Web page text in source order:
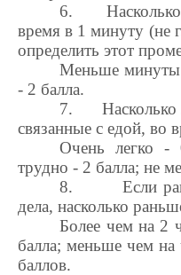
6.
время в 1 минуту (не
определить этот
Меньше минуты
- 2 балла.
7.
связанные с едой, во
Очень легко -
трудно - 2 балла; не
8.
Если
дела, насколько
Более чем на 2
балла; меньше чем
баллов.